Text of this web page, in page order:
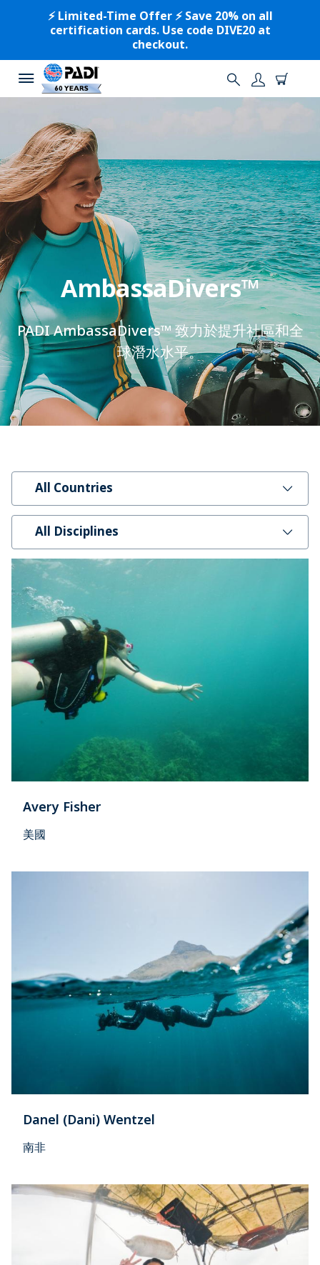
⚡️ Limited-Time Offer ⚡️ Save 20% on all
certification cards. Use code DIVE20 at
checkout.
AmbassaDivers™
PADI AmbassaDivers™ 致力於提升社區和全
球潛水水平。
All Countries
All Disciplines
Avery Fisher
美國
Danel (Dani) Wentzel
南非